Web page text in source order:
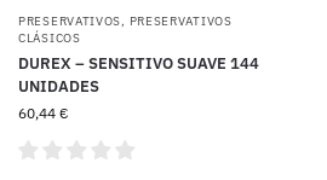
PRESERVATIVOS, PRESERVATIVOS
CLÁSICOS
DUREX – SENSITIVO SUAVE 144
UNIDADES
60,44 €